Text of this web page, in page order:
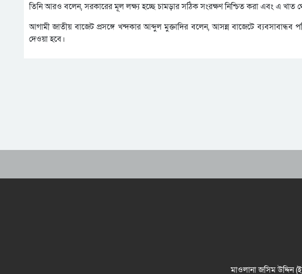
তিনি আরও বলেন, সরকারের মূল লক্ষ্য হচ্ছে চামড়ার সঠিক সংরক্ষণ নিশ্চিত করা এবং এ খাত
আগামী জাতীয় বাজেট প্রসঙ্গে খন্দকার আব্দুল মুক্তাদির বলেন, আসন্ন বাজেটে
দেওয়া হবে।
মাওলানা জসিম উদ্দিন